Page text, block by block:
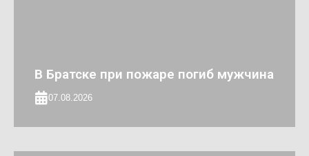
В Братске при пожаре погиб мужчина
07.08.2026